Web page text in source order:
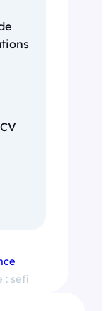
: sefi